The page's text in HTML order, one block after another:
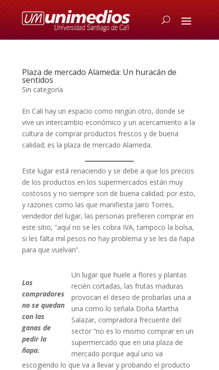
Plaza de mercado Alameda: Un huracán de
sentidos
Sin categoría
En Cali hay un espacio como ningún otro, donde se
vive un intercambio económico y un acercamiento a la
cultura de comprar productos frescos y de buena
calidad; es la plaza de mercado Alameda.
Este lugar está renaciendo y se debe a que los precios
de los productos en los supermercados están muy
costosos y no siempre son de buena calidad; por esto,
y razones como las que manifiesta Jairo Torres,
vendedor del lugar, las personas prefieren comprar en
este sitio, “aquí no se les cobra IVA, tampoco la bolsa,
si les falta mil pesos no hay problema y se les da ñapa
para que vuelvan”.
Los
compradores
no se quedan
con las
ganas de
pedir la
ñapa.
Un lugar que huele a flores y plantas
recién cortadas, las frutas maduras
provocan el deseo de probarlas una a
una como lo señala Doña Martha
Salazar, compradora frecuente del
sector “no es lo mismo comprar en un
supermercado que en una plaza de
mercado porque aquí uno va
escogiendo lo que va a llevar y probando el producto